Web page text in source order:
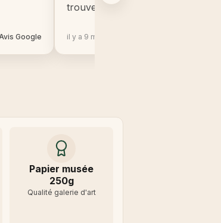
Google
trouve en grande surface. »
il y a 9 mois
Papier musée
250g
Qualité galerie d'art